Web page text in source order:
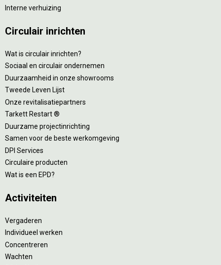
Interne verhuizing
Circulair inrichten
Wat is circulair inrichten?
Sociaal en circulair ondernemen
Duurzaamheid in onze showrooms
Tweede Leven Lijst
Onze revitalisatiepartners
Tarkett Restart ®
Duurzame projectinrichting
Samen voor de beste werkomgeving
DPI Services
Circulaire producten
Wat is een EPD?
Activiteiten
Vergaderen
Individueel werken
Concentreren
Wachten